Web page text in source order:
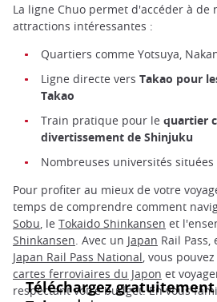
La ligne Chuo permet d'accéder à de
attractions intéressantes :
Quartiers comme Yotsuya,
Ligne directe vers Takao pour
Takao
Train pratique pour le quartier
divertissement de Shinjuku
Nombreuses universités
Pour profiter au mieux de votre
temps de comprendre comment
Sobu, le Tokaido Shinkansen et
Shinkansen. Avec un Japan Rail
Japan Rail Pass National, vous pouvez
cartes ferroviaires du Japon et
respectant votre budget. En vous